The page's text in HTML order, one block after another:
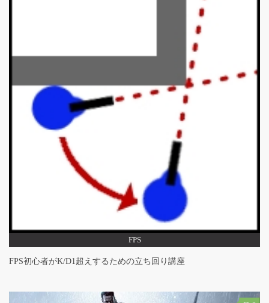
FPS
FPS初心者がK/D1超えするための立ち回り講座